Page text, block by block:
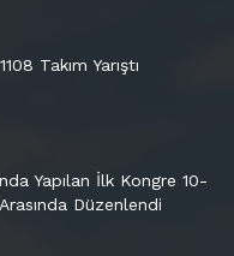
Takım Yarıştı
Yapılan İlk Kongre 10-
Düzenlendi